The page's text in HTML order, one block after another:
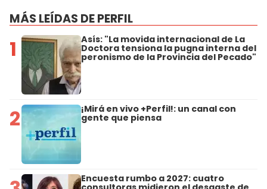
MÁS LEÍDAS DE PERFIL
1 Asís: "La movida internacional de La
Doctora tensiona la pugna interna del
peronismo de la Provincia del Pecado"
2 ¡Mirá en vivo +Perfil!: un canal con
gente que piensa
Encuesta rumbo a 2027: cuatro